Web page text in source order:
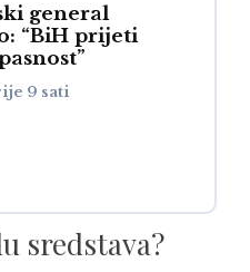
general
“BiH prijeti
9 sati
sredstava?